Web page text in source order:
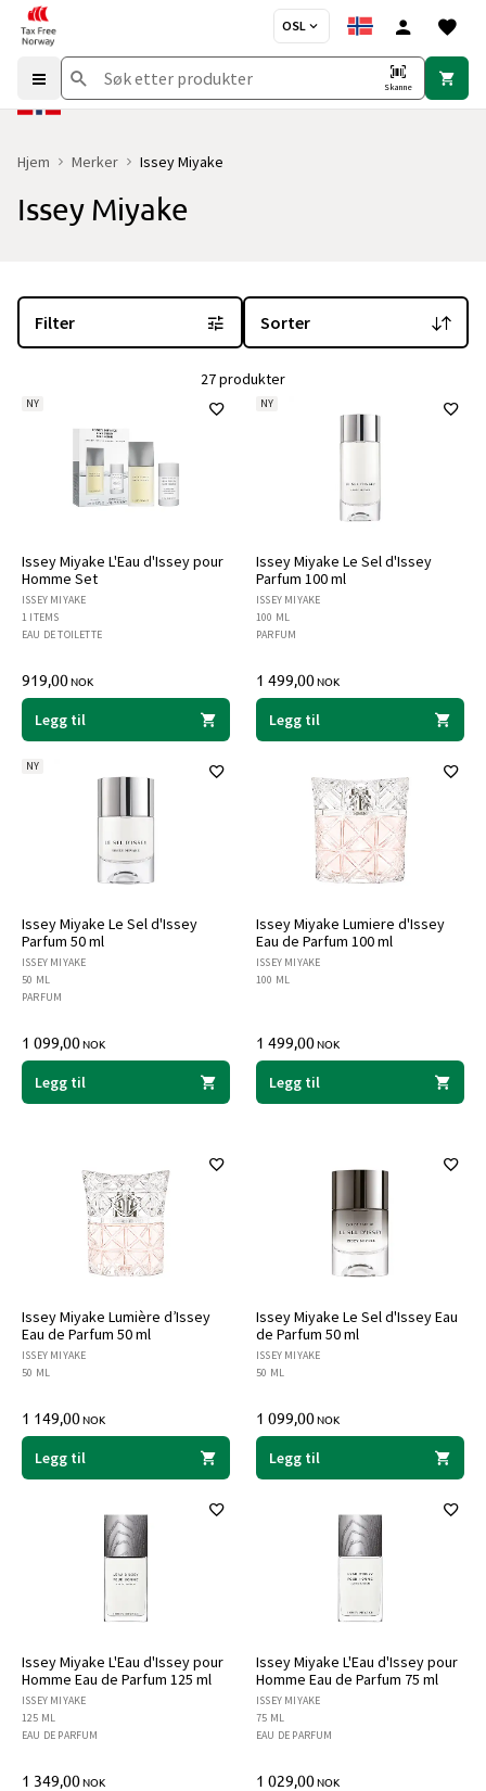
OSL
Skanne
Hjem Merker Issey Miyake
Issey Miyake
Filter Sorter
27 produkter
Issey Miyake L'Eau d'Issey pour
Homme Set
NY
ISSEY MIYAKE
1 ITEMS
EAU DE TOILETTE
919,00NOK
Legg til
Issey Miyake Le Sel d'Issey
Parfum 100 ml
NY
ISSEY MIYAKE
100 ML
PARFUM
1 499,00NOK
Legg til
Issey Miyake Le Sel d'Issey
Parfum 50 ml
NY
ISSEY MIYAKE
50 ML
PARFUM
1 099,00NOK
Legg til
Issey Miyake Lumiere d'Issey
Eau de Parfum 100 ml
ISSEY MIYAKE
100 ML
1 499,00NOK
Legg til
Issey Miyake Lumière d’Issey
Eau de Parfum 50 ml
ISSEY MIYAKE
50 ML
1 149,00NOK
Legg til
Issey Miyake Le Sel d'Issey Eau
de Parfum 50 ml
ISSEY MIYAKE
50 ML
1 099,00NOK
Legg til
Issey Miyake L'Eau d'Issey pour
Homme Eau de Parfum 125 ml
ISSEY MIYAKE
125 ML
EAU DE PARFUM
1 349,00NOK
Issey Miyake L'Eau d'Issey pour
Homme Eau de Parfum 75 ml
ISSEY MIYAKE
75 ML
EAU DE PARFUM
1 029,00NOK